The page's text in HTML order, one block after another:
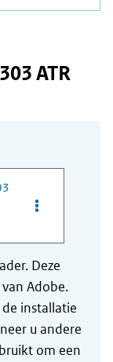
ATR
Opties van
Deze
Adobe.
installatie
u andere
om een